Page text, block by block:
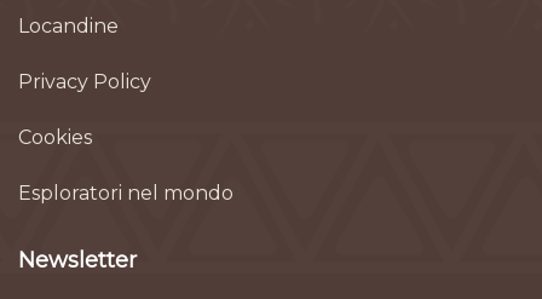
Locandine
Privacy Policy
Cookies
Esploratori nel mondo
Newsletter